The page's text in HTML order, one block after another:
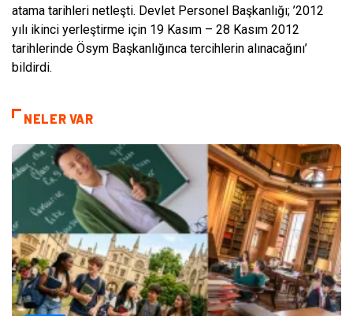
atama tarihleri netleşti. Devlet Personel Başkanlığı; ’2012
yılı ikinci yerleştirme için 19 Kasım – 28 Kasım 2012
tarihlerinde Ösym Başkanlığınca tercihlerin alınacağını’
bildirdi.
NELER VAR